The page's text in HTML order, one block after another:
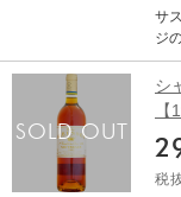
be
Cellar Insider
ine
nd
ま
き立たせま
産
エ
ン
貴腐ワイン The
サ
ジの
的
オ
ル
あ
リューセッ
ト
格
シ
税